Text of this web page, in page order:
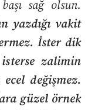
sağ olsun.
yazdığı vakit
İster dik
zalimin
değişmez.
güzel örnek